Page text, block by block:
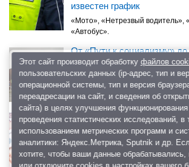
известен график
«Мото», «Нетрезвый водитель»,
«Автобус».
От «Пути к социализму»
лакшери»
По мотивам книги Адриана
Барвиха».
Иванов: в Одинцовском
зарплата учителей — 110
воспитателей — 75 тысяч
По словам чиновника, за пять
Этот сайт производит обработку файлов
пользовательских данных (ip-адрес, тип и
операционной системы, тип и версия
переадресации на сайт, и сведения об
сайта) в целях улучшения функционирования
проведения статистических исследований, в
использованием метрических программ и
аналитики: Яндекс.Метрика, Sputnik и др.
хотите, чтобы ваши данные обрабатывались,
или отключите cookies в настройках вашего